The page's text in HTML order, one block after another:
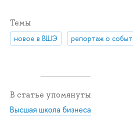
Темы
новое в ВШЭ репортаж о
В статье упомянуты
Высшая школа бизнеса